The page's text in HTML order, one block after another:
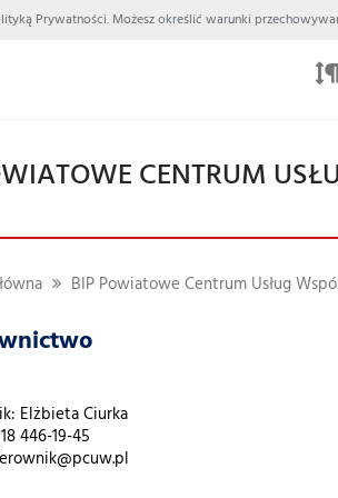
Prywatności. Możesz określić warunki
CENTRUM
BIP Powiatowe Centrum Usług
Elżbieta Ciurka
446-19-45